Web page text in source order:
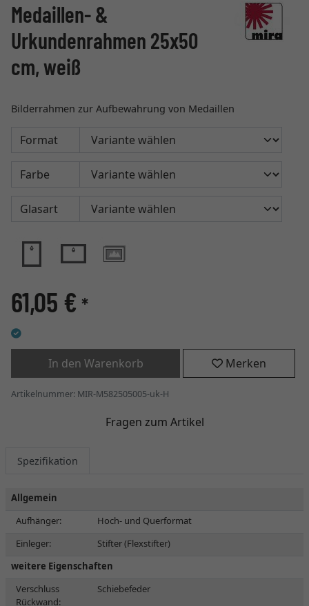
Medaillen- &
Urkundenrahmen 25x50
cm, weiß
Bilderrahmen zur Aufbewahrung von Medaillen
Format
Farbe
Glasart
61,05 € *
In den Warenkorb Merken
Artikelnummer: MIR-M582505005-uk-H
Fragen zum Artikel
Spezifikation
Allgemein
Aufhänger:
Hoch- und Querformat
Einleger:
Stifter (Flexstifter)
weitere Eigenschaften
Verschluss
Rückwand:
Schiebefeder